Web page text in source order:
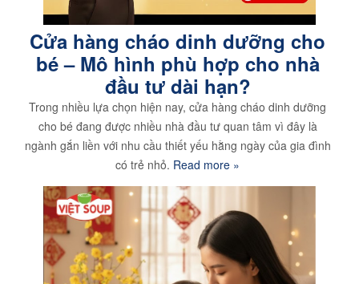
Cửa hàng cháo dinh dưỡng cho
bé – Mô hình phù hợp cho nhà
đầu tư dài hạn?
Trong nhiều lựa chọn hiện nay, cửa hàng cháo dinh dưỡng
cho bé đang được nhiều nhà đầu tư quan tâm vì đây là
ngành gắn liền với nhu cầu thiết yếu hằng ngày của gia đình
có trẻ nhỏ. Read more »